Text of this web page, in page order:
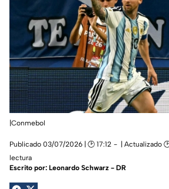
|Conmebol
Publicado 03/07/2026 | 🕑 17:12 | Actualizado
lectura
Escrito por: Leonardo Schwarz - DR